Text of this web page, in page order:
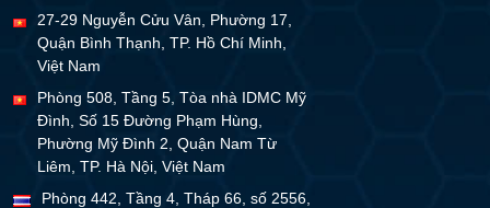
27-29 Nguyễn Cửu Vân, Phường 17,
Quận Bình Thạnh, TP. Hồ Chí Minh,
Việt Nam
Phòng 508, Tầng 5, Tòa nhà IDMC Mỹ
Đình, Số 15 Đường Phạm Hùng,
Phường Mỹ Đình 2, Quận Nam Từ
Liêm, TP. Hà Nội, Việt Nam
Phòng 442, Tầng 4, Tháp 66, số 2556,